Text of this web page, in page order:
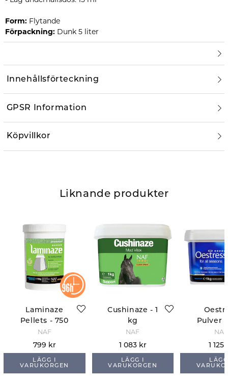
Form: Flytande
Förpackning: Dunk 5 liter
Innehållsförteckning
GPSR Information
Köpvillkor
Liknande produkter
Laminaze
Pellets - 750
gr
NAF
799 kr
LÄGG I
VARUKORGEN
Cushinaze - 1
kg
NAF
1 083 kr
LÄGG I
VARUKORGEN
Pulver -
NAF
1 125